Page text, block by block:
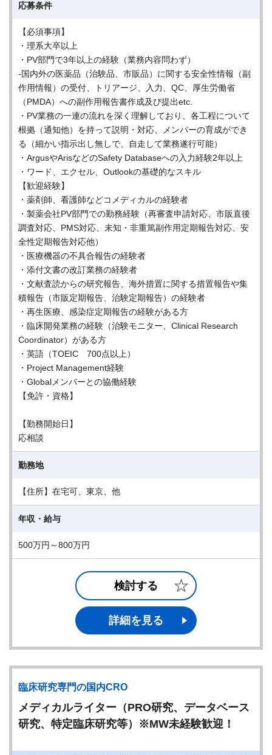
応募条件
【必須事項】
・理系大卒以上
・PV部門で3年以上の経験（業務内容問わず）
-国内外の医薬品（治験品、市販品）に関する安全性情報（副
作用情報）の受付、トリアージ、入力、QC、厚生労働省
（PMDA）への副作用報告書作成及び提出etc.
・PV業務の一連の流れを深く理解しており、各工程について
根拠（通知他）を持って説明・対応、メンバーの育成ができ
る（細かい指示出し無しで、自走して業務遂行可能）
・ArgusやArisなどのSafety Databaseへの入力経験2年以上
・ワード、エクセル、Outlookの基礎的なスキル
【歓迎経験】
・薬剤師、看護師などコメディカルの経験者
・製薬会社PV部門での勤務経験（再審査申請対応、市販直後
調査対応、PMS対応、未知・非重篤副作用定期報告対応、安
全性定期報告対応他）
・医療機器の不具合報告の経験者
・添付文書の改訂業務の経験者
・文献査読からの研究報告、海外措置に関する措置報告や集
積報告（市販定期報告、治験定期報告）の経験者
・再生医療、感染症定期報告の経験がある方
・臨床開発業務の経験（治験モニター、Clinical Research
Coordinator）がある方
・英語（TOEIC 700点以上）
・Project Management経験
・Globalメンバーとの協働経験
【免許・資格】
【勤務開始日】
応相談
勤務地
【住所】在宅可、東京、他
年収・給与
500万円～800万円
検討する
詳細を見る
臨床研究専門の国内CRO
メディカルライター（PRO研究、データベース
研究、特定臨床研究等）※MW未経験歓迎！